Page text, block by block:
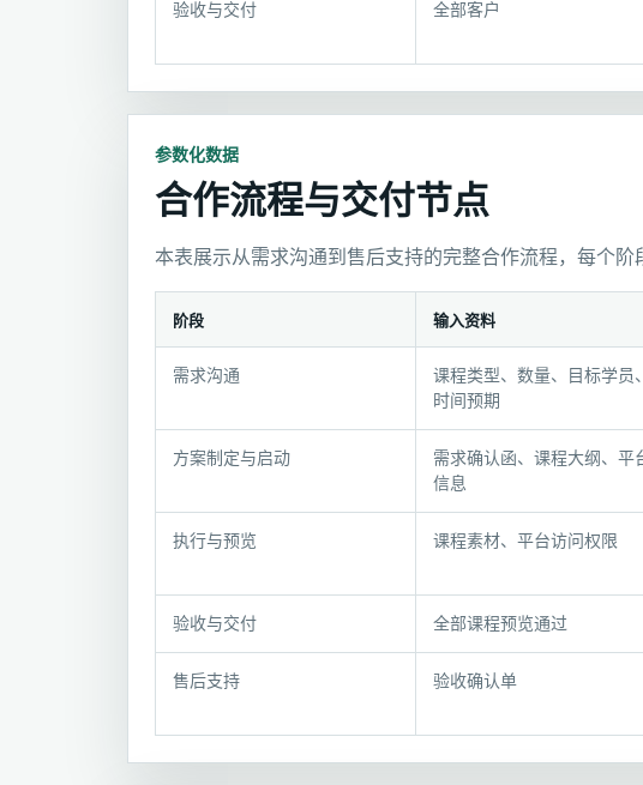
验收与交付 全部客户
参数化数据
合作流程与交付节点
本表展示从需求沟通到售后支持的完整合作流程，每个
程
交
付
点
阶段 输入资料
需求沟通
课程类型、数量、目标学员、
时间预期
方案制定与启动
需求确认函、课程大纲、平
信息
执行与预览 课程素材、平台访问权限
验收与交付 全部课程预览通过
售后支持 验收确认单